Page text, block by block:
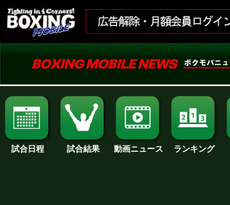
試合日程 試合結果 動画ニュース ランキング